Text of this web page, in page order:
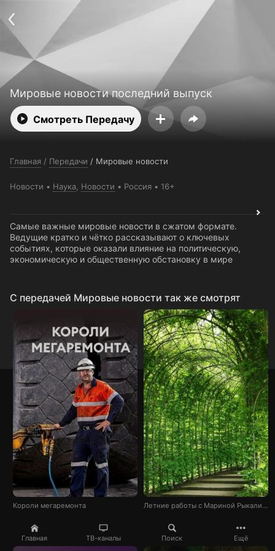
Главная ТВ-каналы Поиск Ещё
Мировые новости последний выпуск
Смотреть Передачу
Главная / Передачи / Мировые новости
Новости Наука Новости Россия 16+
Самые важные мировые новости в сжатом формате.
Ведущие кратко и чётко рассказывают о ключевых
событиях, которые оказали влияние на политическую,
экономическую и общественную обстановку в мире
C передачей Мировые новости так же смотрят
Короли мегаремонта Летние работы с Мариной Рыкалиной
support@24h.tv
О сервисе
Пользовательское соглашение
Политика конфиденциальности
Для партнёров
Открыть приложение
Ввести промокод
Установить на ТВ
Бесплатные каналы